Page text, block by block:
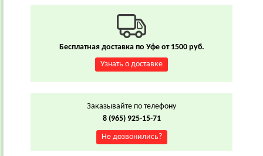
Бесплатная доставка по Уфе от 1500 руб.
Узнать о доставке
Заказывайте по телефону
8 (965) 925-15-71
Не дозвонились?